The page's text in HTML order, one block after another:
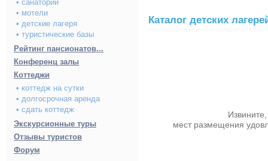
• санатории
• мотели
• детские лагеря
• туристические базы
Рейтинг пансионатов...
Конференц залы
Коттеджи
• коттедж на сутки
• долгосрочная аренда
• сдать коттедж
Экскурсионные туры
Отзывы туристов
Форум
Каталог детских
мест размещения